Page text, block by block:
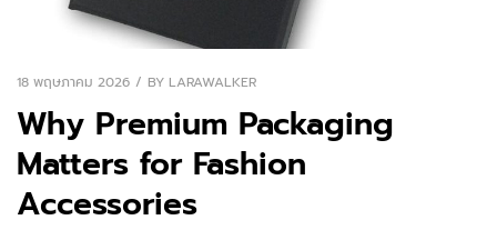
18 พฤษภาคม 2026 BY LARAWALKER
Why Premium Packaging
Matters for Fashion
Accessories